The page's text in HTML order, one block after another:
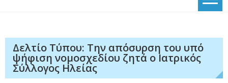
Δελτίο Τύπου: Την απόσυρση του υπό
ψήφιση νομοσχεδίου ζητά ο Ιατρικός
Σύλλογος Ηλείας